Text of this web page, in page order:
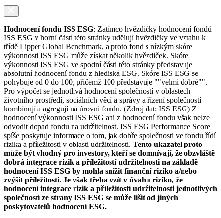
Hodnocení fondů ISS ESG: Zatímco hvězdičky hodnocení fondů
ISS ESG v horní části této stránky udělují hvězdičky ve vztahu k
třídě Lipper Global Benchmark, a proto fond s nízkým skóre
výkonnosti ISS ESG může získat několik hvězdiček. Skóre
výkonnosti ISS ESG ve spodní části této stránky představuje
absolutní hodnocení fondu z hlediska ESG. Skóre ISS ESG se
pohybuje od 0 do 100, přičemž 100 představuje ""velmi dobré"".
Pro výpočet se jednotlivá hodnocení společností v oblastech
životního prostředí, sociálních věcí a správy a řízení společností
kombinují a agregují na úrovni fondu. (Zdroj dat: ISS ESG) Z
hodnocení výkonnosti ISS ESG ani z hodnocení fondu však nelze
odvodit dopad fondu na udržitelnost. ISS ESG Performance Score
spíše poskytuje informace o tom, jak dobře společnosti ve fondu řídí
rizika a příležitosti v oblasti udržitelnosti. Tento ukazatel proto
může být vhodný pro investory, kteří se domnívají, že obzvláště
dobrá integrace rizik a příležitostí udržitelnosti na základě
hodnocení ISS ESG by mohla snížit finanční riziko a/nebo
zvýšit příležitosti. Je však třeba vzít v úvahu riziko, že
hodnocení integrace rizik a příležitostí udržitelnosti jednotlivých
společností ze strany ISS ESG se může lišit od jiných
poskytovatelů hodnocení ESG.